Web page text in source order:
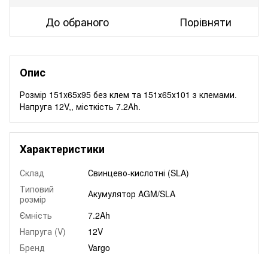
До обраного Порівняти
Опис
Розмір 151х65х95 без клем та 151х65х101 з клемами.
Напруга 12V,, місткість 7.2Ah.
Характеристики
Склад
Свинцево-кислотні (SLA)
Типовий
розмір
Акумулятор AGM/SLA
Ємність
7.2Ah
Напруга (V)
12V
Бренд
Vargo